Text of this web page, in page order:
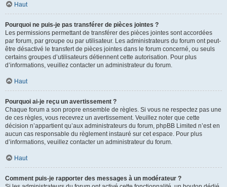
Haut
Pourquoi ne puis-je pas transférer de pièces jointes ?
Les permissions permettant de transférer des pièces jointes sont accordées
par forum, par groupe ou par utilisateur. Les administrateurs du forum ont peut-
être désactivé le transfert de pièces jointes dans le forum concerné, ou seuls
certains groupes d’utilisateurs détiennent cette autorisation. Pour plus
d’informations, veuillez contacter un administrateur du forum.
Haut
Pourquoi ai-je reçu un avertissement ?
Chaque forum a son propre ensemble de règles. Si vous ne respectez pas une
de ces règles, vous recevrez un avertissement. Veuillez noter que cette
décision n’appartient qu’aux administrateurs du forum, phpBB Limited n’est en
aucun cas responsable du règlement instauré sur cet espace. Pour plus
d’informations, veuillez contacter un administrateur du forum.
Haut
Comment puis-je rapporter des messages à un modérateur ?